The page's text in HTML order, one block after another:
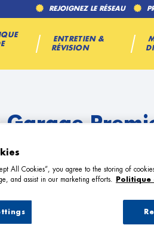
REJOIGNEZ LE RÉSEAU
ENTRETIEN &
RÉVISION
Garage
11 Garage
All Cookies”, you agree to the storing of
and assist in our marketing efforts.
Politique